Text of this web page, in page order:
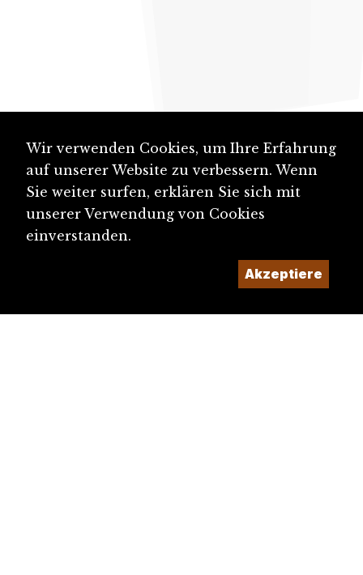
Wir verwenden Cookies, um Ihre Erfahrung
auf unserer Website zu verbessern. Wenn
Sie weiter surfen, erklären Sie sich mit
unserer Verwendung von Cookies
einverstanden.
Akzeptiere